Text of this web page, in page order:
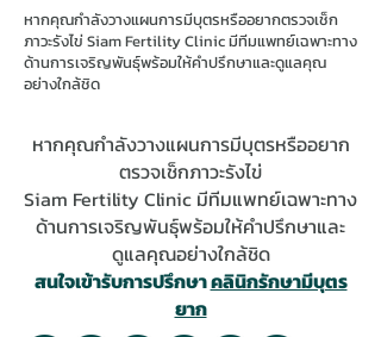
หากคุณกำลังวางแผนการมีบุตรหรืออยากตรวจเช็ก
ภาวะรังไข่ Siam Fertility Clinic มีทีมแพทย์เฉพาะทาง
ด้านการเจริญพันธุ์พร้อมให้คำปรึกษาและดูแลคุณ
อย่างใกล้ชิด
หากคุณกำลังวางแผนการมีบุตรหรืออยาก
ตรวจเช็กภาวะรังไข่
Siam Fertility Clinic มีทีมแพทย์เฉพาะทาง
ด้านการเจริญพันธุ์พร้อมให้คำปรึกษาและ
ดูแลคุณอย่างใกล้ชิด
สนใจเข้ารับการปรึกษาคลินิกรักษามีบุตร
ยาก